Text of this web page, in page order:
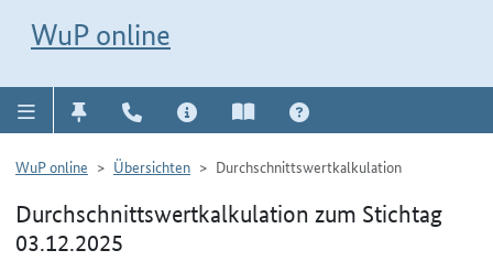
WuP online
WuP online Übersichten Durchschnittswertkalkulation
Durchschnittswertkalkulation zum Stichtag
03.12.2025